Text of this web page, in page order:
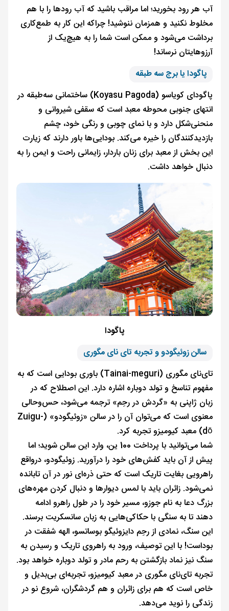
آب هر رود بخورید؛ اما مراقب باشید که آب رودها را با هم
مخلوط نکنید و همزمان ننوشید! چراکه این کار به طمع‌کاری
برداشت می‌شود و ممکن است شما را به هیچ‌یک از
آرزوهایتان نرساند!
پاگودا یا برج سه طبقه
پاگودای کویاسو (Koyasu Pagoda) ساختمانی سه‌طبقه در
انتهای جنوبی محوطه معبد است که سقفی شیروانی و
منحنی‌شکل دارد و با نمای چوبی و رنگی خود، چشم
بازدیدکنندگان را خیره می‌کند. بودایی‌ها باور دارند که زیارت
این بخش از معبد برای زنان باردار، زایمانی راحت و ایمن را به
دنبال خواهد داشت.
پاگودا
سالن زوئیگودو و تجربه تای نای مگوری
تای‌نای مگوری (Tainai-meguri) باوری بودایی است که به
مفهوم تناسخ و تولد دوباره اشاره دارد. این اصطلاح که در
زبان ژاپنی به «گردش در رحِم» ترجمه می‌شود، حس‌وحالی
معنوی است که می‌توان آن را در سالن «زوئیگودو» (Zuigu-
dō) معبد کیومیزو تجربه کرد.
شما می‌توانید با پرداخت 100 ین، وارد این سالن شوید؛ اما
پیش از آن باید کفش‌های خود را درآورید. زوئیگودو، درواقع
راهرویی بغایت تاریک است که حتی ذره‌ای نور در آن تابانده
نمی‌شود. زائران باید با لمس دیوارها و دنبال کردن مهره‌های
بزرگ دعا به نام جوزو، مسیر خود را در طول راهرو ادامه
دهند تا به سنگی با حکاکی‌هایی به زبان سانسکریت برسند.
این سنگ، نمادی از رحِم دایزوئیگو بوساتسو، الهه شفقت در
بوداست! با این توصیف، ورود به راهروی تاریک و رسیدن به
سنگ نیز نماد بازگشتن به رحم مادر و تولد دوباره خواهد بود.
تجربه تای‌نای مگوری در معبد کیومیزو، تجربه‌ای بی‌بدیل و
خاص است که هم برای زائران و هم گردشگران، شروع نو در
زندگی را نوید می‌دهد.